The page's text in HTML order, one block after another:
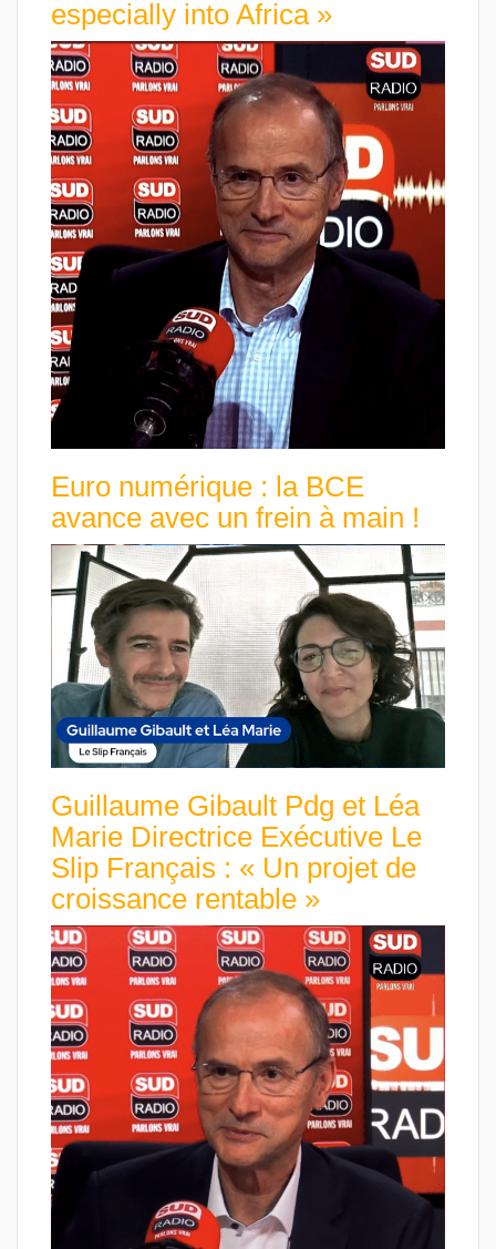
especially into Africa »
Euro numérique : la BCE
avance avec un frein à main !
Guillaume Gibault Pdg et Léa
Marie Directrice Exécutive Le
Slip Français : « Un projet de
croissance rentable »